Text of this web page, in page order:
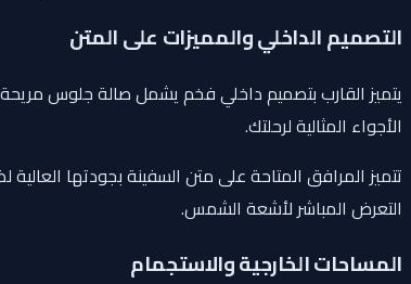
التصميم الداخلي والمميزات على المتن
يتميز القارب بتصميم داخلي فخم يشمل صالة جلوس مريحة
الأجواء المثالية لرحلتك.
تتميز المرافق المتاحة على متن السفينة بجودتها
التعرض المباشر لأشعة الشمس.
المساحات الخارجية والاستجمام